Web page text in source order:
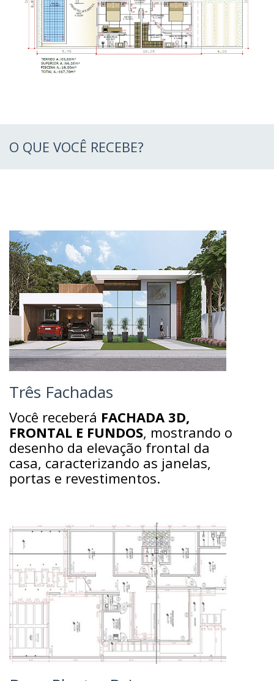
O QUE VOCÊ RECEBE?
Três Fachadas
Você receberá FACHADA 3D,
FRONTAL E FUNDOS, mostrando o
desenho da elevação frontal da
casa, caracterizando as janelas,
portas e revestimentos.